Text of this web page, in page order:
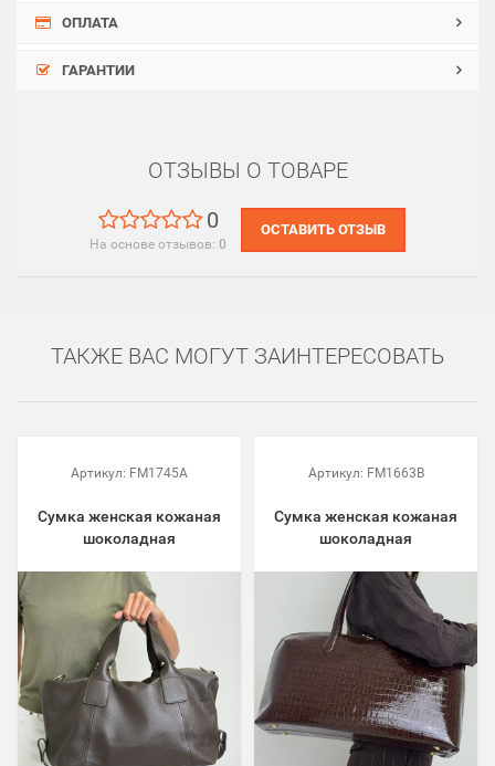
ОПЛАТА
ГАРАНТИИ
ОТЗЫВЫ О ТОВАРЕ
0
На основе отзывов: 0
ОСТАВИТЬ ОТЗЫВ
ТАКЖЕ ВАС МОГУТ ЗАИНТЕРЕСОВАТЬ
Артикул: FM1745A
Сумка женская кожаная
шоколадная
Артикул: FM1663B
Сумка женская кожаная
шоколадная